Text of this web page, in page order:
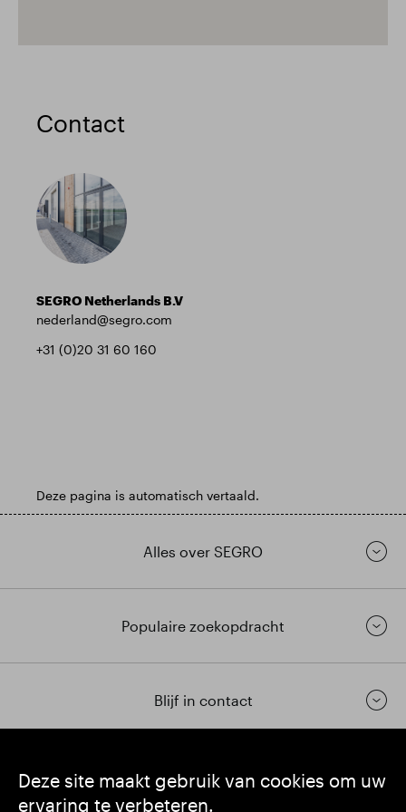
Deze site maakt gebruik van cookies om uw
ervaring te verbeteren.
Contact
SEGRO Netherlands B.V
nederland@segro.com
+31 (0)20 31 60 160
Deze pagina is automatisch vertaald.
Alles over SEGRO
Populaire zoekopdracht
Blijf in contact
https://www.linkedin.com/
https://www.youtube.com/
https://twitter.com/